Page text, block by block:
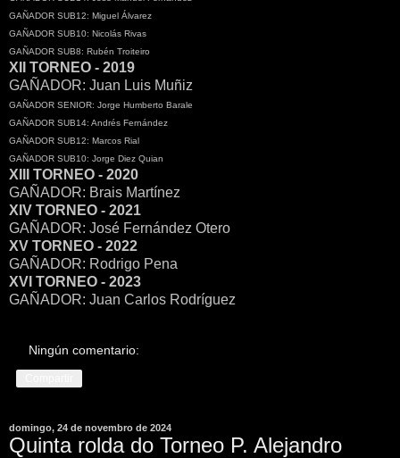
GAÑADOR SUB12: Miguel Álvarez
GAÑADOR SUB10: Nicolás Rivas
GAÑADOR SUB8: Rubén Troiteiro
XII TORNEO - 2019
GAÑADOR: Juan Luis Muñiz
GAÑADOR SENIOR: Jorge Humberto Barale
GAÑADOR SUB14: Andrés Fernández
GAÑADOR SUB12: Marcos Rial
GAÑADOR SUB10: Jorge Diez Quian
XIII TORNEO - 2020
GAÑADOR: Brais Martínez
XIV TORNEO - 2021
GAÑADOR: José Fernández Otero
XV TORNEO - 2022
GAÑADOR: Rodrigo Pena
XVI TORNEO - 2023
GAÑADOR: Juan Carlos Rodríguez
Ningún comentario:
domingo, 24 de novembro de 2024
Quinta rolda do Torneo P. Alejandro